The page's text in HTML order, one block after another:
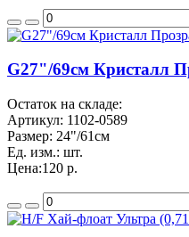
G27"/69см Кристалл
Остаток на складе:
Артикул: 1102-0589
Размер: 24"/61см
Ед. изм.: шт.
Цена:120 р.